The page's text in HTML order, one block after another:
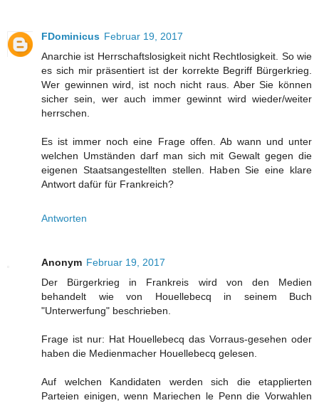
FDominicus Februar 19, 2017
Anarchie ist Herrschaftslosigkeit nicht Rechtlosigkeit. So wie
es sich mir präsentiert ist der korrekte Begriff Bürgerkrieg.
Wer gewinnen wird, ist noch nicht raus. Aber Sie können
sicher sein, wer auch immer gewinnt wird wieder/weiter
herrschen.
Es ist immer noch eine Frage offen. Ab wann und unter
welchen Umständen darf man sich mit Gewalt gegen die
eigenen Staatsangestellten stellen. Haben Sie eine klare
Antwort dafür für Frankreich?
Antworten
Anonym Februar 19, 2017
Der Bürgerkrieg in Frankreis wird von den Medien
behandelt wie von Houellebecq in seinem Buch
"Unterwerfung" beschrieben.
Frage ist nur: Hat Houellebecq das Vorraus-gesehen oder
haben die Medienmacher Houellebecq gelesen.
Auf welchen Kandidaten werden sich die etapplierten
Parteien einigen, wenn Mariechen le Penn die Vorwahlen